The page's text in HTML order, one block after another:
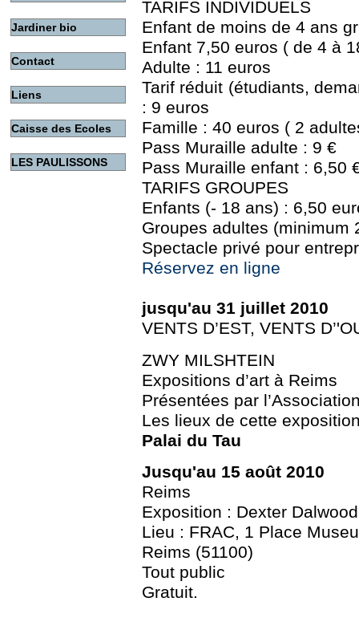
Jardiner bio
Contact
Liens
Caisse des Ecoles
LES PAULISSONS
TARIFS INDIVIDUELS
Enfant de moins de 4 ans
Enfant 7,50 euros ( de 4 à
Adulte : 11 euros
Tarif réduit (étudiants,
: 9 euros
Famille : 40 euros ( 2
Pass Muraille adulte : 9 €
Pass Muraille enfant : 6,50
TARIFS GROUPES
Enfants (- 18 ans) : 6,50
Groupes adultes (minimum
Spectacle privé pour
Réservez en ligne
jusqu'au 31 juillet 2010
VENTS D’EST, VENTS
ZWY MILSHTEIN
Expositions d’art à Reims
Présentées par
Les lieux de cette
Palai du Tau
Jusqu'au 15 août 2010
Reims
Exposition : Dexter Dalwood
Lieu : FRAC, 1 Place
Reims (51100)
Tout public
Gratuit.